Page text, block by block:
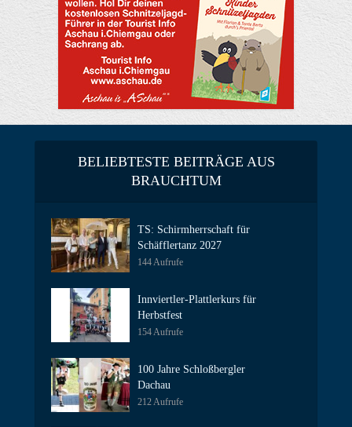
BELIEBTESTE BEITRÄGE AUS
BRAUCHTUM
TS: Schirmherrschaft für
Schäfflertanz 2027
144 Aufrufe
Innviertler-Plattlerkurs für
Herbstfest
154 Aufrufe
100 Jahre Schloßbergler
Dachau
212 Aufrufe